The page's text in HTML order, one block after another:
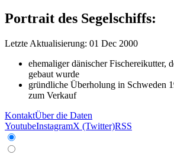
Portrait des Segelschiffs:
Letzte Aktualisierung: 01 Dec 2000
ehemaliger dänischer Fischereikutter,
gebaut wurde
gründliche Überholung in Schweden
zum Verkauf
KontaktÜber die Daten
YoutubeInstagramX (Twitter)RSS